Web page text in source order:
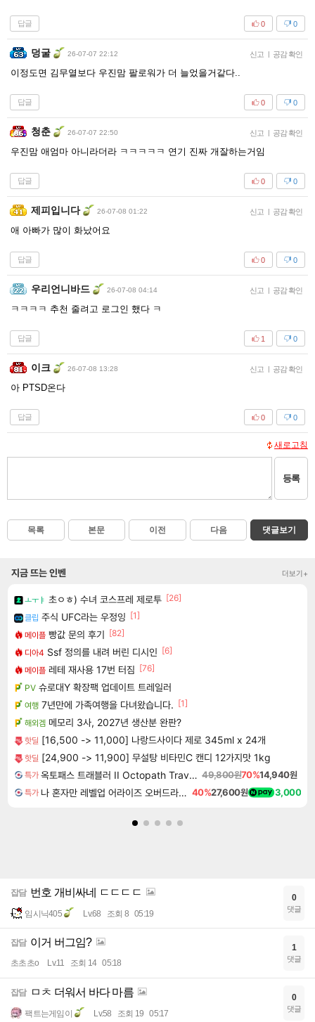
답글 0
0
덩굴 26-07-07 22:12 신고 | 공감 확인
이정도면 김무열보다 우진맘 팔로워가 더 늘었을거같다..
답글 0
0
청춘 26-07-07 22:50 신고 | 공감 확인
우진맘 애엄마 아니라더라 ㅋㅋㅋㅋㅋ 연기 진짜 개잘하는거임
답글 0
0
제피입니다 26-07-08 01:22 신고 | 공감 확인
애 아빠가 많이 화났어요
답글 0
0
우리언니바드 26-07-08 04:14 신고 | 공감 확인
ㅋㅋㅋㅋ 추천 줄려고 로그인 했다 ㅋ
답글 0
1
이크 26-07-08 13:28 신고 | 공감 확인
아 PTSD온다
답글 0
0
새로고침
등록
목록 본문 이전 다음 댓글보기
지금 뜨는 인벤 더보기+
ㅗㅜㅑ 초ㅇㅎ) 수녀 코스프레 제로투 [26]
클립 주식 UFC라는 우정잉 [1]
메이플 빵값 문의 후기 [82]
디아4 Ssf 정의를 내려 버린 디시인 [6]
메이플 레테 재사용 17번 터짐 [76]
PV 슈로대Y 확장팩 업데이트 트레일러
여행 7년만에 가족여행을 다녀왔습니다. [1]
해외겜 메모리 3사, 2027년 생산분 완판?
핫딜 [16,500 -> 11,000] 나랑드사이다 제로 345ml x 24개
핫딜 [24,900 -> 11,900] 무설탕 비타민C 캔디 12가지맛 1kg
특가 옥토패스 트래블러 II Octopath Traveler II 49,800원70%14,940원
특가 나 혼자만 레벨업 어라이즈 오버드라이브 Solo Leveling Arise 40%27,600원 3,000
잡담 번호 개비싸네 ㄷㄷㄷㄷ
임시닉405 Lv.68 조회 8 05:19
0
댓글
잡담 이거 버그임?
초초초o Lv.11 조회 14 05:18
1
댓글
잡담 ㅁㅊ 더워서 바다 마름
팩트는게임이 Lv.58 조회 19 05:17
0
댓글